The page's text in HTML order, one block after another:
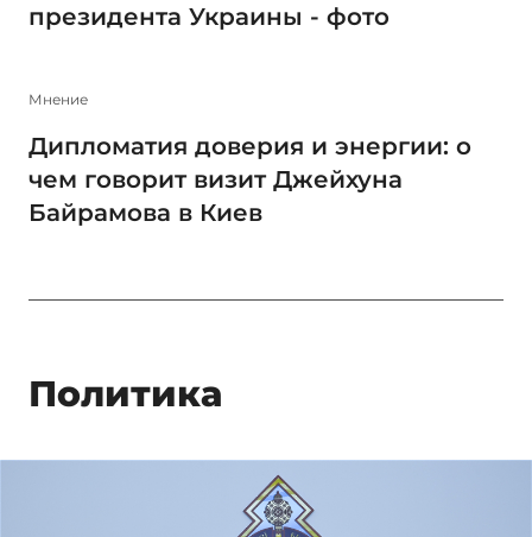
президента Украины - фото
Мнение
Дипломатия доверия и энергии: о
чем говорит визит Джейхуна
Байрамова в Киев
Политика